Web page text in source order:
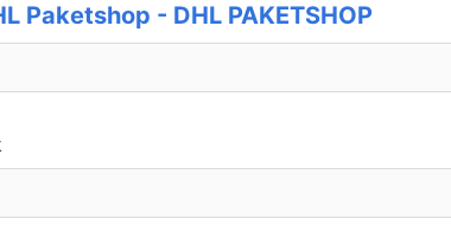
Paketshop - DHL PAKETSHOP